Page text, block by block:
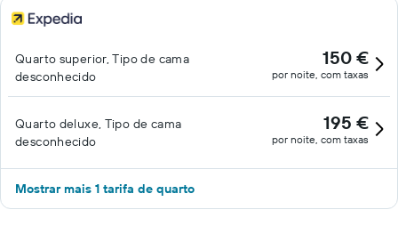
Quarto superior, Tipo de cama
desconhecido
150 €
por noite, com taxas
Quarto deluxe, Tipo de cama
desconhecido
195 €
por noite, com taxas
Mostrar mais 1 tarifa de quarto